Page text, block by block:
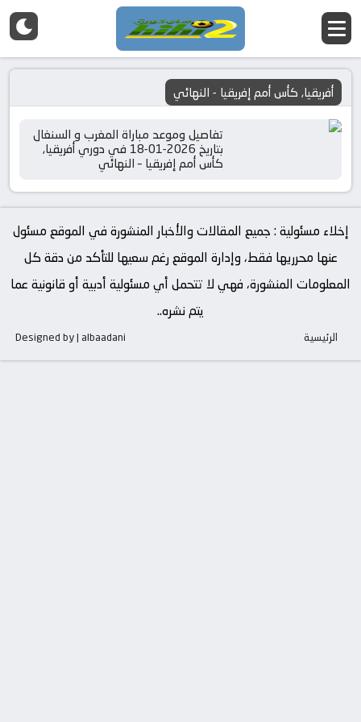
أفريقيا, كأس أمم إفريقيا - النهائي
تفاصيل وموعد مباراة المغرب و السنغال
بتاريخ 2026-01-18 في دوري أفريقيا,
كأس أمم إفريقيا – النهائي
إخلاء مسئولية : جميع المقالات والأخبار المنشورة في الموقع مسئول
عنها محرريها فقط، وإدارة الموقع رغم سعيها للتأكد من دقة كل
المعلومات المنشورة، فهي لا تتحمل أي مسئولية أدبية أو قانونية عما
يتم نشره..
Designed by | albaadani الرئيسية